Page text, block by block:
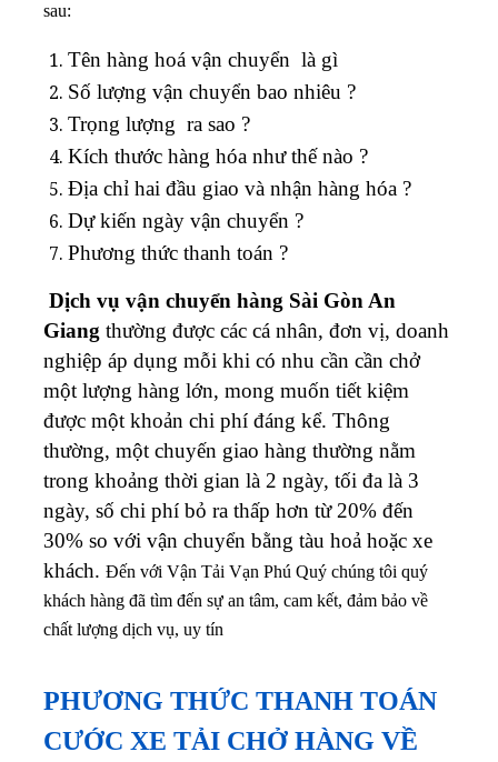
sau:
Tên hàng hoá vận chuyển là gì
Số lượng vận chuyển bao nhiêu ?
Trọng lượng ra sao ?
Kích thước hàng hóa như thế nào ?
Địa chỉ hai đầu giao và nhận hàng hóa ?
Dự kiến ngày vận chuyển ?
Phương thức thanh toán ?
Dịch vụ vận chuyển hàng Sài Gòn An
Giang thường được các cá nhân, đơn vị, doanh
nghiệp áp dụng mỗi khi có nhu cần cần chở
một lượng hàng lớn, mong muốn tiết kiệm
được một khoản chi phí đáng kể. Thông
thường, một chuyến giao hàng thường nằm
trong khoảng thời gian là 2 ngày, tối đa là 3
ngày, số chi phí bỏ ra thấp hơn từ 20% đến
30% so với vận chuyển bằng tàu hoả hoặc xe
khách. Đến với Vận Tải Vạn Phú Quý chúng tôi quý
khách hàng đã tìm đến sự an tâm, cam kết, đảm bảo về
chất lượng dịch vụ, uy tín
PHƯƠNG THỨC THANH TOÁN
CƯỚC XE TẢI CHỞ HÀNG VỀ